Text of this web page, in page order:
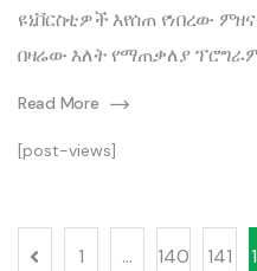
ዩኒቨርስቲዎች እየሰጠ የነበረው
በዛሬው እለት የማጠቃለያ
Read More
[post-views]
1 … 140 141